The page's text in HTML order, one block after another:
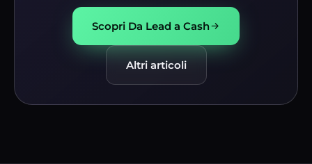
Scopri Da Lead a Cash
Altri articoli